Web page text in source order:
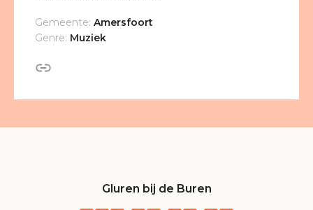
Gemeente: Amersfoort
Genre: Muziek
Gluren bij de Buren